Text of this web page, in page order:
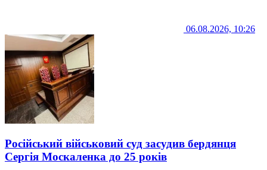
06.08.2026, 10:26
Російський військовий суд засудив бердянця
Сергія Москаленка до 25 років